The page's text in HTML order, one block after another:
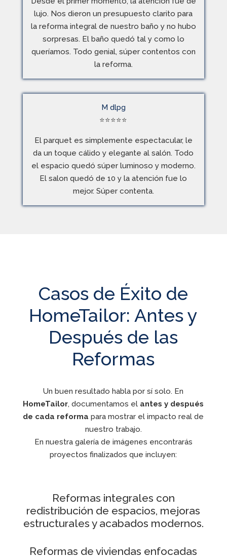
lujo. Nos dieron un presupuesto clarito para
la reforma integral de nuestro baño y no hubo
sorpresas. El baño quedó tal y como lo
queríamos. Todo genial, súper contentos con
la reforma.
M dlpg
⭐⭐⭐⭐⭐
El parquet es simplemente espectacular, le
da un toque cálido y elegante al salón. Todo
el espacio quedó súper luminoso y moderno.
El salon quedó de 10 y la atención fue lo
mejor. Súper contenta.
Casos de Éxito de
HomeTailor: Antes y
Después de las
Reformas
Un buen resultado habla por sí solo. En
HomeTailor, documentamos el antes y después
de cada reforma para mostrar el impacto real de
nuestro trabajo.
En nuestra galería de imágenes encontrarás
proyectos finalizados que incluyen:
Reformas integrales con
redistribución de espacios, mejoras
estructurales y acabados modernos.
Reformas de viviendas enfocadas